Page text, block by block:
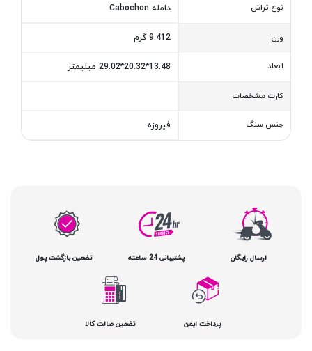
نوع تراش دامله Cabochon
وزن 9.412 گرم
ابعاد 13.48*20.32*29.02 میلیمتر
کارت مشخصات
جنس سنگ فیروزه
ارسال رایگان پشتیبانی 24 ساعته تضمین بازگشت پول
پرداخت ایمن تضمین صالت کالا